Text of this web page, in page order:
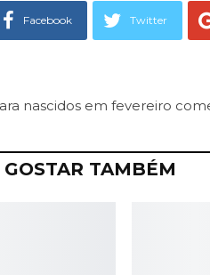
Facebook Twitter
nascidos em fevereiro
TAMBÉM